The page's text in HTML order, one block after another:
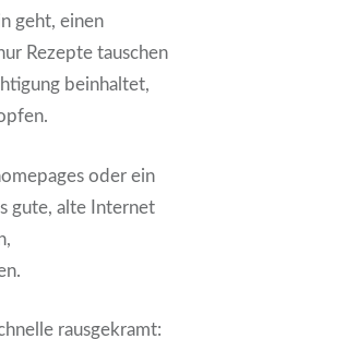
geht, einen
Rezepte tauschen
beinhaltet,
oder ein
gute, alte Internet
rausgekramt: